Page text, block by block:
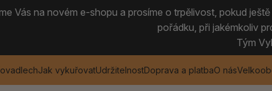
Vás na novém e-shopu a prosíme o trpělivost, pokud
pořádku, při jakémkoliv
Tým
Jak vykuřovatUdržitelnostDoprava a platbaO nás